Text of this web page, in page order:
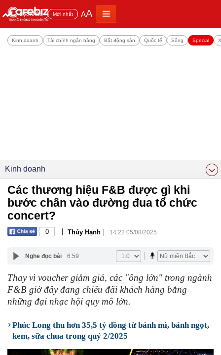
Đọc nhiều Mới nhất AA
Kinh doanh Tài chính ngân hàng Bất động sản Quốc tế Sống Special
Kinh doanh
Các thương hiệu F&B được gì khi
bước chân vào đường đua tổ chức
concert?
0 | Thúy Hạnh | 14:22 05/08/2025
Nghe đọc bài 6:59
Thay vì voucher giảm giá, các "ông lớn" trong ngành
F&B giờ đây đang chiêu đãi khách hàng bằng
những đại nhạc hội quy mô lớn.
Phúc Long thu hơn 35,5 tỷ đồng từ bánh mì, bánh ngọt,
kem, sữa chua trong quý 2/2025